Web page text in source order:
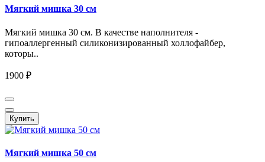
Мягкий мишка 30 см
Мягкий мишка 30 см. В качестве наполнителя -
гипоаллергенный силиконизированный холлофайбер,
которы..
1900 ₽
Купить
Мягкий мишка 50 см